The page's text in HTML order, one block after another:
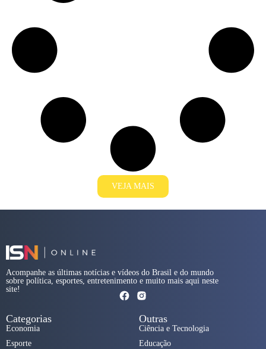
VEJA MAIS
Acompanhe as últimas notícias e vídeos do Brasil e do mundo
sobre política, esportes, entretenimento e muito mais aqui neste
site!
Categorias
Economia
Esporte
Outras
Ciência e Tecnologia
Educação